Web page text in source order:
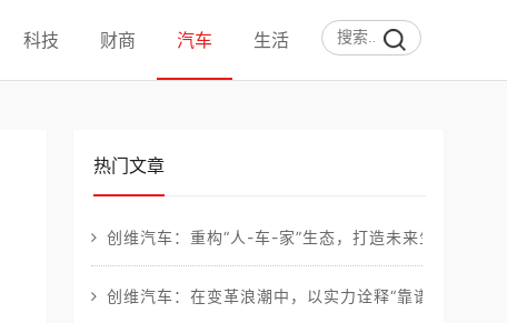
科技 财商 汽车 生活
热门文章
创维汽车：重构“人-车-家”生态，打造未来生活第三空
创维汽车：在变革浪潮中，以实力诠释“靠谱”出行